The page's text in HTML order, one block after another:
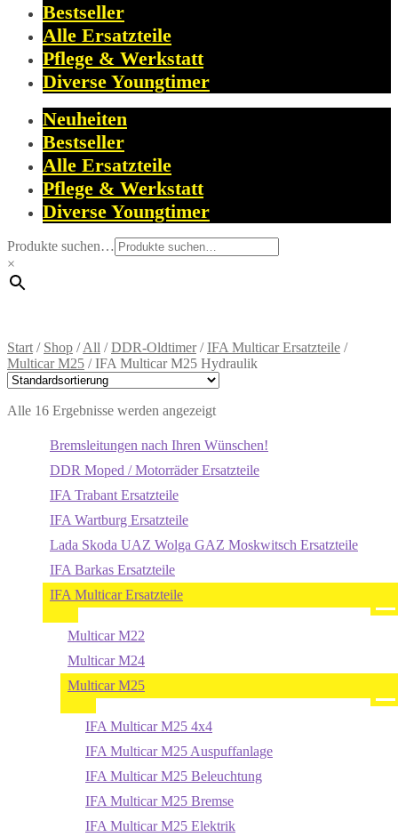
Bestseller
Alle Ersatzteile
Pflege & Werkstatt
Diverse Youngtimer
Neuheiten
Bestseller
Alle Ersatzteile
Pflege & Werkstatt
Diverse Youngtimer
Produkte suchen…
×
Start / Shop /All /DDR-Oldtimer/IFA Multicar Ersatzteile /
Multicar M25 /IFA Multicar M25 Hydraulik
Alle 16 Ergebnisse werden angezeigt
Bremsleitungen nach Ihren Wünschen!
DDR Moped / Motorräder Ersatzteile
IFA Trabant Ersatzteile
IFA Wartburg Ersatzteile
Lada Skoda UAZ Wolga GAZ Moskwitsch Ersatzteile
IFA Barkas Ersatzteile
IFA Multicar Ersatzteile
Multicar M22
Multicar M24
Multicar M25
IFA Multicar M25 4x4
IFA Multicar M25 Auspuffanlage
IFA Multicar M25 Beleuchtung
IFA Multicar M25 Bremse
IFA Multicar M25 Elektrik